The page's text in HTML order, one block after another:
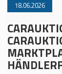
18.06.2026